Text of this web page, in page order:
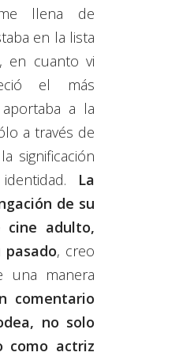
llena de
en la lista
en cuanto vi
el más
a la
a través de
significación
La
de su
cine adulto,
, creo
una manera
comentario
no solo
como actriz